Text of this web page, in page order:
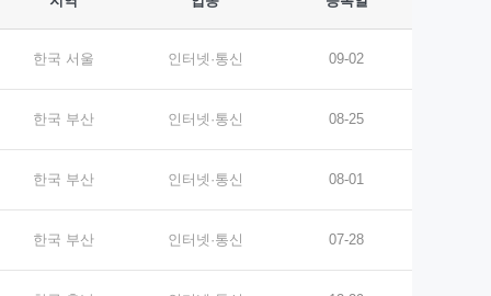
한국 서울 인터넷·통신 09-02
한국 부산 인터넷·통신 08-25
한국 부산 인터넷·통신 08-01
한국 부산 인터넷·통신 07-28